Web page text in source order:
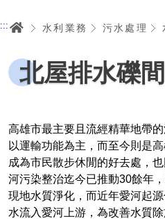
::: 首頁水利業務 污水處理
北屋排水礫間
高雄市最主要且流經精華地帶
以運輸功能為主，而至今則是
成為市民散步休閒的好去處，
河污染整治迄今已推動30餘年
現地水質淨化，而近年愛河起
水流入愛河上游，為改善水質